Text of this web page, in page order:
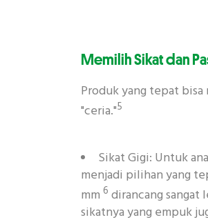
Memilih Sikat dan
Produk yang tepat
"ceria."5
Sikat Gigi: Untuk
menjadi pilihan yang
mm 6 dirancang sangat
sikatnya yang empuk